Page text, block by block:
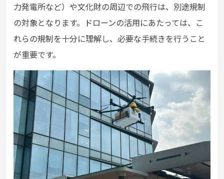
力発電所など）や文化財の周辺での飛行は、別途規制
の対象となります。ドローンの活用にあたっては、こ
れらの規制を十分に理解し、必要な手続きを行うこと
が重要です。